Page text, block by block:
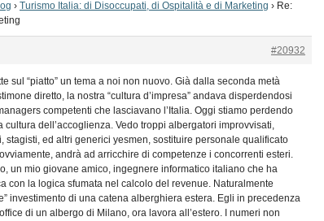
› Turismo Italia: di Disoccupati, di Ospitalità e di Marketing › Re:
#20932
sul “piatto” un tema a noi non nuovo. Già dalla seconda metà
diretto, la nostra “cultura d’impresa” andava disperdendosi
competenti che lasciavano l’Italia. Oggi stiamo perdendo
cultura dell’accoglienza. Vedo troppi albergatori improvvisati,
stagisti, ed altri generici yesmen, sostituire personale qualificato
andrà ad arricchire di competenze i concorrenti esteri.
un mio giovane amico, ingegnere informatico italiano che ha
con la logica sfumata nel calcolo del revenue. Naturalmente
investimento di una catena alberghiera estera. Egli in precedenza
di un albergo di Milano, ora lavora all’estero. I numeri non